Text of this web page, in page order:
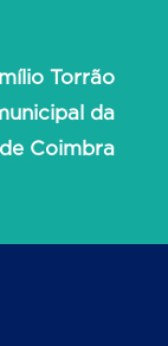
Torrão
da
Coimbra